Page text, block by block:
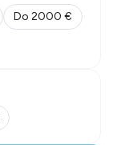
Do 2000 €